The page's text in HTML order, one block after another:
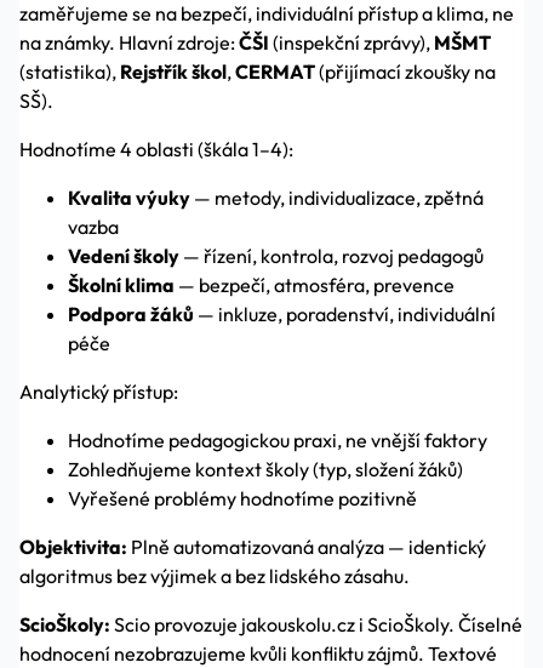
zaměřujeme se na bezpečí, individuální přístup a klima, ne
na známky. Hlavní zdroje:ČŠI (inspekční zprávy), MŠMT
(statistika), Rejstřík škol,CERMAT(přijímací zkoušky na
SŠ).
Hodnotíme 4 oblasti (škála 1–4):
Kvalita výuky — metody, individualizace, zpětná
vazba
Vedení školy — řízení, kontrola, rozvoj pedagogů
Školní klima — bezpečí, atmosféra, prevence
Podpora žáků — inkluze, poradenství, individuální
péče
Analytický přístup:
Hodnotíme pedagogickou praxi, ne vnější faktory
Zohledňujeme kontext školy (typ, složení žáků)
Vyřešené problémy hodnotíme pozitivně
Objektivita: Plně automatizovaná analýza — identický
algoritmus bez výjimek a bez lidského zásahu.
ScioŠkoly: Scio provozuje jakouskolu.cz i ScioŠkoly. Číselné
hodnocení nezobrazujeme kvůli konfliktu zájmů. Textové